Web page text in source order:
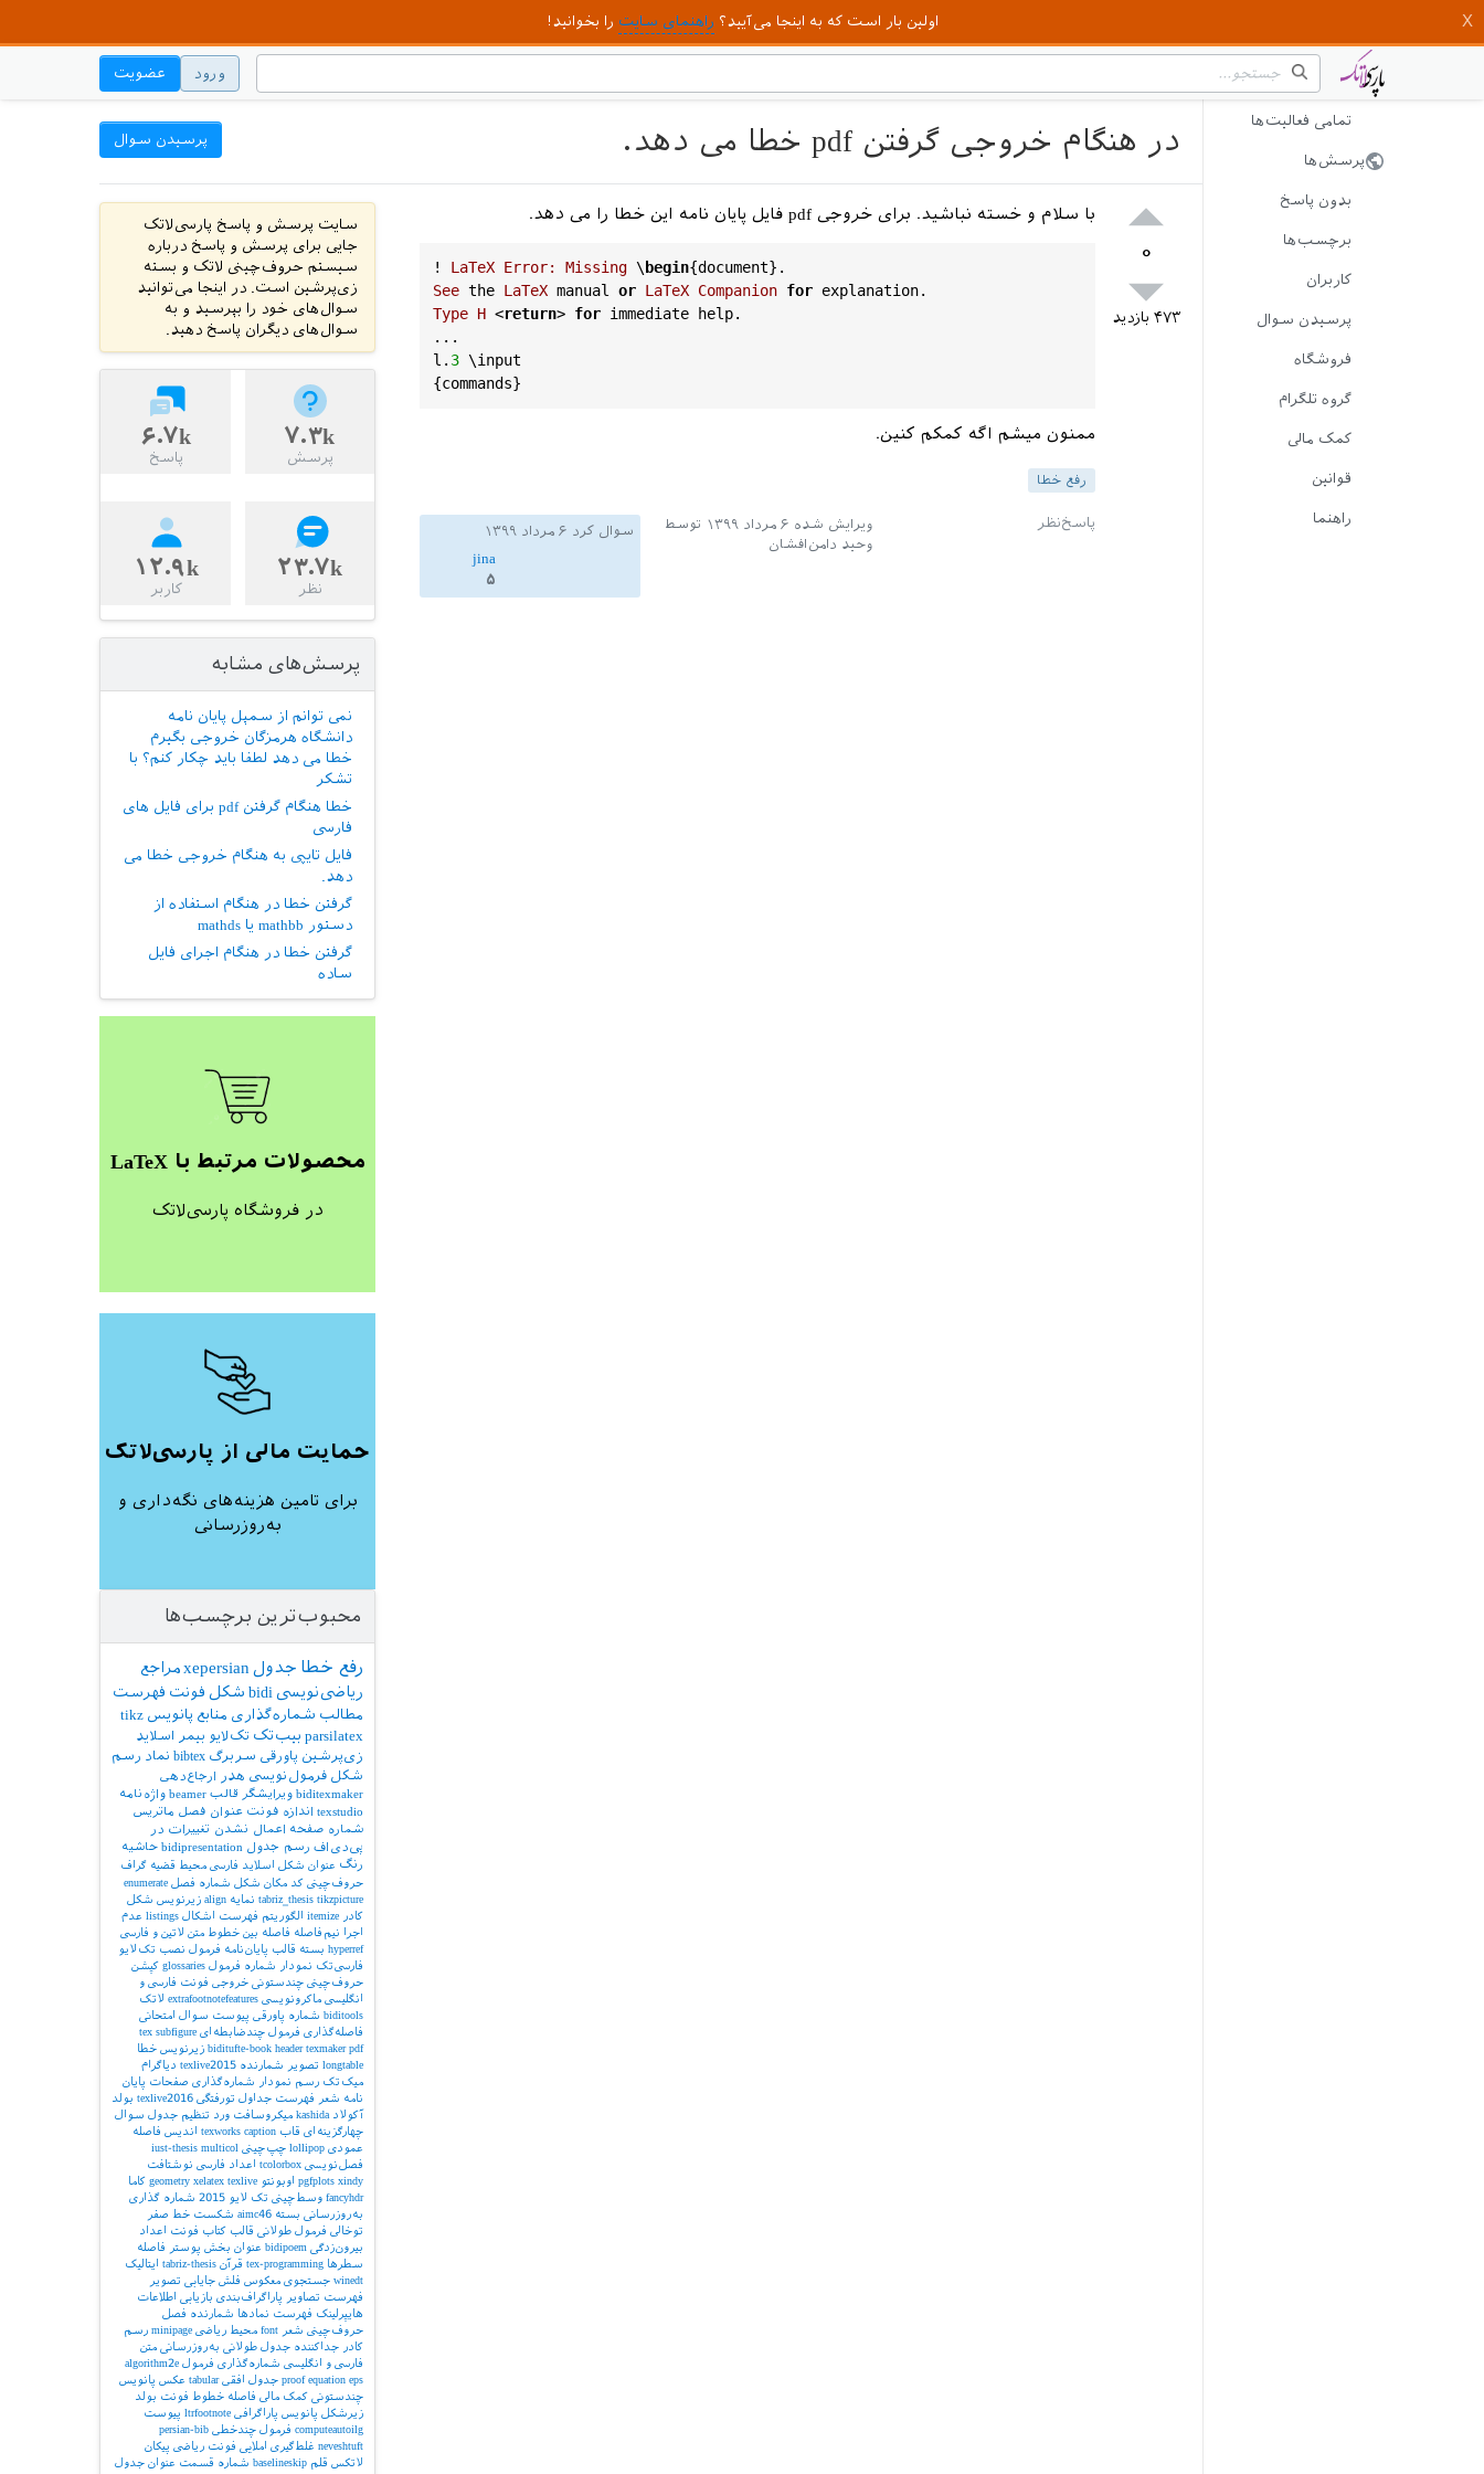
اولین بار است که به اینجا می‌آیید؟ راهنمای سایت را بخوانید!
ورود عضویت
تمامی فعالیت‌ها
پرسش‌ها
بدون پاسخ
برچسب‌ها
کاربران
پرسیدن سوال
فروشگاه
گروه تلگرام
کمک مالی
قوانین
راهنما
در هنگام خروجی گرفتن pdf خطا می دهد. پرسیدن سوال
۰
۴۷۳ بازدید
با سلام و خسته نباشید. برای خروجی pdf فایل پایان نامه این خطا را می دهد.
! LaTeX Error: Missing \ begin{document
See the LaTeX manual or LaTeX Companion for explanation
Type H <return> for immediate help.
l . 3 \input
{commands
ممنون میشم اگه کمکم کنین.
رفع خطا
ویرایش شده ۶ مرداد ۱۳۹۹
توسط
وحید دامن‌افشان
سوال کرد ۶ مرداد ۱۳۹۹
jina
۵
سایت پرسش و پاسخ پارسی‌لاتک
جایی برای پرسش و پاسخ درباره
سیستم حروف‌چینی لاتک و بسته
زی‌پرشین است. در اینجا می‌توانید
سوال‌های خود را بپرسید و به
سوال‌های دیگران پاسخ دهید.
۷.۳k
پرسش
۶.۷k
پاسخ
۲۳.۷k
نظر
۱۲.۹k
کاربر
پرسش‌های مشابه
نمی توانم از سمپل پایان نامه
دانشگاه هرمزگان خروجی بگیرم
خطا می دهد لطفا باید چکار کنم؟ با
تشکر
خطا هنگام گرفتن pdf برای فایل های
فارسی
فایل تایپی به هنگام خروجی خطا می
دهد.
گرفتن خطا در هنگام استفاده از
دستور mathbb یا mathds
گرفتن خطا در هنگام اجرای فایل
ساده
محصولات مرتبط با LaTeX
در فروشگاه پارسی‌لاتک
حمایت مالی از پارسی‌لاتک
برای تامین هزینه‌های نگه‌داری و
به‌روزرسانی
محبوب‌ترین برچسب‌ها
رفع خطا جدول xepersianمراجع
ریاضی‌نویسی bidi شکل فونت فهرست
مطالب شماره‌گذاری منابع پانویس tikz
parsilatex بیب‌تک تک‌لایو بیمر اسلاید
زی‌پرشین پاورقی سربرگ bibtex نماد رسم
شکل فرمول‌نویسی هدر
ارجاع‌دهی
biditexmaker ویرایشگر قالب beamer واژه‌نامه
texstudio اندازه فونت عنوان فصل ماتریس
شماره صفحه اعمال نشدن تغییرات در
پی‌دی‌اف رسم جدول bidipresentation حاشیه
رنگ عنوان شکل اسلاید فارسی محیط قضیه گراف
حروف‌چینی کد مکان شکل شماره فصل enumerate
tabriz_thesis tikzpicture نمایه align زیرنویس شکل
کادر
itemize الگوریتم فهرست اشکال listings عدم
اجرا
نیم‌فاصله فاصله بین خطوط متن لاتین و فارسی
hyperref بسته قالب پایان‌نامه فرمول نصب تک‌لایو
فارسی‌تک نمودار شماره فرمول glossaries کپشن
حروف‌چینی چندستونی خروجی فونت فارسی و
انگلیسی ماکرونویسی extrafootnotefeatures لاتک
biditools شماره پاورقی پیوست‌ سوال امتحانی
فاصله‌گذاری فرمول چندضابطه‌ای tex subfigure
biditufte-book header texmaker pdf زیرنویس خطا
longtable تصویر شمارنده texlive2015 دیاگرام
میک‌تک رسم نمودار شماره‌گذاری صفحات پایان
نامه شعر فهرست جداول تورفتگی texlive2016 بولد
آکولاد kashida میکروسافت ورد تنظیم جدول سوال
چهارگزینه‌ای قاب texworks caption اندیس فاصله
عمودی lollipop چپ‌چینی iust-thesis multicol
فصل‌نویسی tcolorbox اعداد فارسی نوشتافت
pgfplots xindy اوبونتو geometry xelatex texlive
کاما
fancyhdr وسط‌چینی تک لایو 2015
شماره گذاری
به‌روزرسانی بسته aimc46 شکست خط صفر
توخالی فرمول طولانی قالب کتاب فونت اعداد
بیرون‌زدگی bidipoem عنوان بخش پوستر
فاصله
سطرها
tex-programming قرآن tabriz-thesis
ایتالیک
winedt جستجوی معکوس فلش جایابی تصویر
فهرست تصاویر
پاراگراف‌بندی بازیابی اطلاعات
هایپرلینک فهرست نمادها
شمارنده فصل
حروف‌چینی شعر font محیط ریاضی minipage رسم
کادر
جداکننده جدول طولانی به‌روزرسانی متن
فارسی و انگلیسی شماره‌گذاری فرمول algorithm2e
proof equation eps جدول افقی tabular عکس پانویس
چندستونی کمک مالی فاصله خطوط فونت بولد
زیرشکل پانویس پاراگرافی ltrfootnote پیوست
computeautoilg فرمول چندخطی persian-bib
neveshtuft غلط‌گیری املایی فونت ریاضی پیکان
لاتکس قلم baselineskip شماره قسمت عنوان جدول